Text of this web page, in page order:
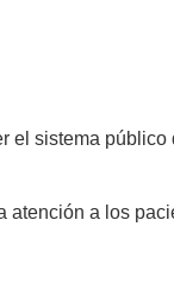
el sistema
atención a los